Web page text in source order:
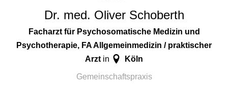
Dr. med. Oliver Schoberth
Facharzt für Psychosomatische Medizin und
Psychotherapie, FA Allgemeinmedizin / praktischer
Arzt in Köln
Gemeinschaftspraxis